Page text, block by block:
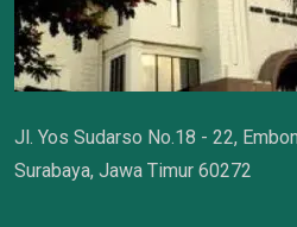
Jl. Yos Sudarso No.18 - 22,
Surabaya, Jawa Timur 60272